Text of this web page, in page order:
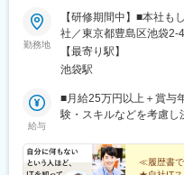
勤務地
【研修期間中】■本社も
社／東京都豊島区池袋2-
徒歩4分【研修終了後】
ジェクト先※勤務地は希
ート・在宅勤務はプロ
【最寄り駅】
池袋駅
給与
■月給25万円以上＋賞与
験・スキルなどを考慮し
職・前職給与を考慮しま
≪履歴書